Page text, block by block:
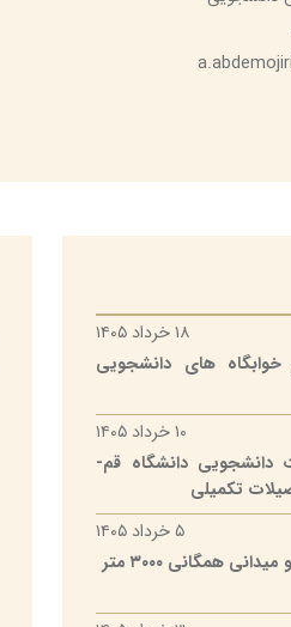
۱۸ خرداد ۱۴۰۵
های دانشجویی
۱۰ خرداد ۱۴۰۵
دانشجویی دانشگاه قم-
تکمیلی
۵ خرداد ۱۴۰۵
همگانی ۳۰۰۰ متر